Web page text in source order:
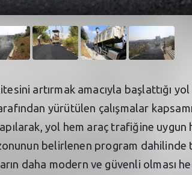
artırmak amacıyla başlattığı
yürütülen çalışmalar
yol hem araç trafiğine
belirlenen program dahilinde
daha modern ve güvenli olması